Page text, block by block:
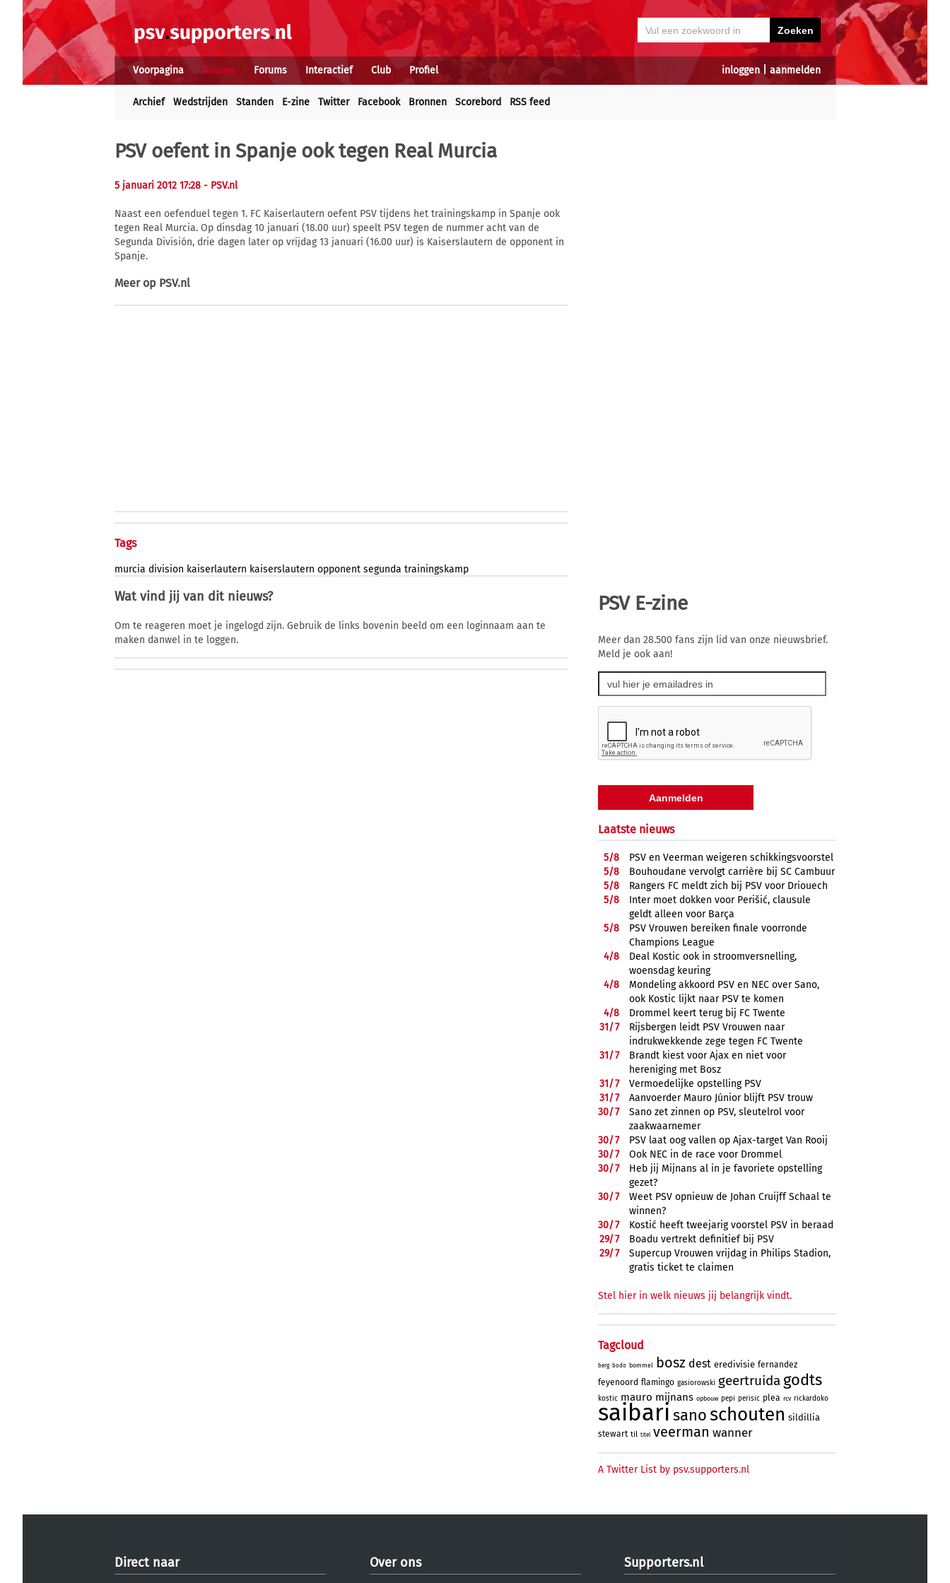
inloggen| aanmelden
Voorpagina Nieuws Forums Interactief Club Profiel
Archief Wedstrijden Standen E-zine Twitter Facebook Bronnen Scorebord RSS feed
PSV oefent in Spanje ook tegen Real Murcia
5 januari 2012 17:28 - PSV.nl
Naast een oefenduel tegen 1. FC Kaiserlautern oefent PSV tijdens het trainingskamp in Spanje ook
tegen Real Murcia. Op dinsdag 10 januari (18.00 uur) speelt PSV tegen de nummer acht van de
Segunda División, drie dagen later op vrijdag 13 januari (16.00 uur) is Kaiserslautern de opponent in
Spanje.
Meer op PSV.nl
Tags
murcia division kaiserlautern kaiserslautern opponent segunda trainingskamp
Wat vind jij van dit nieuws?
Om te reageren moet je ingelogd zijn. Gebruik de links bovenin beeld om een loginnaam aan te
maken danwel in te loggen.
PSV E-zine
Meer dan 28.500 fans zijn lid van onze nieuwsbrief.
Meld je ook aan!
Laatste nieuws
5/8
PSV en Veerman weigeren schikkingsvoorstel
5/8
Bouhoudane vervolgt carrière bij SC Cambuur
5/8
Rangers FC meldt zich bij PSV voor Driouech
5/8
Inter moet dokken voor Perišić, clausule
geldt alleen voor Barça
5/8
PSV Vrouwen bereiken finale voorronde
Champions League
4/8
Deal Kostic ook in stroomversnelling,
woensdag keuring
4/8
Mondeling akkoord PSV en NEC over Sano,
ook Kostic lijkt naar PSV te komen
4/8
Drommel keert terug bij FC Twente
31/7
Rijsbergen leidt PSV Vrouwen naar
indrukwekkende zege tegen FC Twente
31/7
Brandt kiest voor Ajax en niet voor
hereniging met Bosz
31/7
Vermoedelijke opstelling PSV
31/7
Aanvoerder Mauro Júnior blijft PSV trouw
30/7
Sano zet zinnen op PSV, sleutelrol voor
zaakwaarnemer
30/7
PSV laat oog vallen op Ajax-target Van Rooij
30/7
Ook NEC in de race voor Drommel
30/7
Heb jij Mijnans al in je favoriete opstelling
gezet?
30/7
Weet PSV opnieuw de Johan Cruijff Schaal te
winnen?
30/7
Kostić heeft tweejarig voorstel PSV in beraad
29/7
Boadu vertrekt definitief bij PSV
29/7
Supercup Vrouwen vrijdag in Philips Stadion,
gratis ticket te claimen
Stel hier in welk nieuws jij belangrijk vindt.
Tagcloud
berg bodo bommel bosz dest eredivisie fernandez
feyenoord flamingo gasiorowski geertruida godts
kostic mauro mijnans opbouw pepi perisic plea rcv rickardoko
saibari sanoschouten sildillia
stewart til titel veerman wanner
A Twitter List by psv.supporters.nl
Direct naar Over ons Supporters.nl